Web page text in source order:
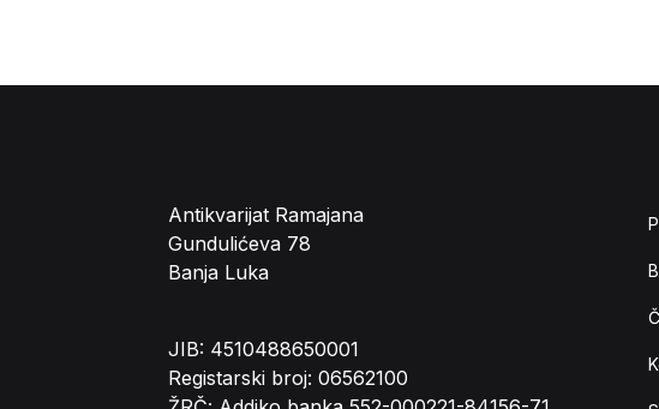
Antikvarijat Ramajana
Gundulićeva 78
Banja Luka
JIB: 4510488650001
Registarski broj: 06562100